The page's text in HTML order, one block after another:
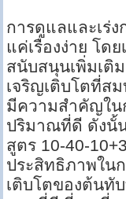
การดูแลและเร่ง
แค่เรื่องง่าย โด
สนับสนุนเพิ่มเติ
เจริญเติบโตที่ส
มีความสำคัญใ
ปริมาณที่ดี ดังนั้น
สูตร 10-40-
ประสิทธิภาพใน
เติบโตของต้นทั